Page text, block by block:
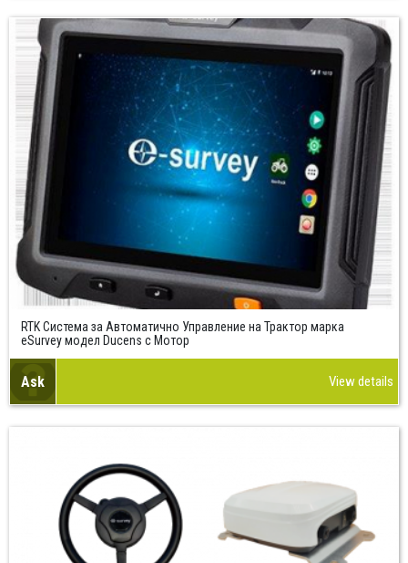
RTK Система за Автоматично Управление на Трактор марка
eSurvey модел Ducens с Мотор
Ask View details